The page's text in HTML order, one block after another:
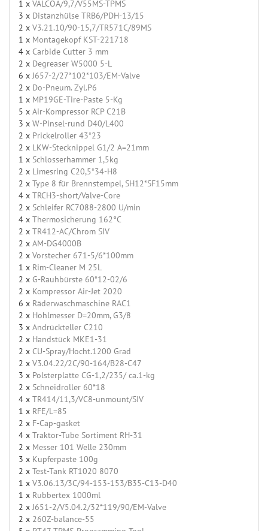
1 x VALCOA/9,7/V55MS-TPMS
3 x Distanzhülse TRB6/PDH-13/15
2 x V3.21.10/90-15,7/TR571C/89MS
1 x Montagekopf KST-221718
4 x Carbide Cutter 3 mm
2 x Degreaser W5000 5-L
6 xJ657-2/27*102*103/EM-Valve
2 x Do-Pneum. Zyl.P6
1 x MP19GE-Tire-Paste 5-Kg
5 x Air-Kompressor RCP C21B
3 x W-Pinsel-rund D40/L400
2 x Prickelroller 43*23
2 x LKW-Stecknippel G1/2 A=21mm
1 x Schlosserhammer 1,5kg
2 x Limesring C20,5*34-H8
2 x Type 8 für Brennstempel, SH12*SF15mm
4 x TRCH3-short/Valve-Core
2 x Schleifer RC7088-2800 U/min
4 x Thermosicherung 162°C
2 x TR412-AC/Chrom SIV
2 x AM-DG4000B
2 x Vorstecher 671-5/6*100mm
1 x Rim-Cleaner M 25L
2 x G-Rauhbürste 60*12-02/6
2 x Kompressor Air-Jet 2020
6 x Räderwaschmaschine RAC1
2 x Hohlmesser D=20mm, G3/8
3 x Andrückteller C210
2 x Handstück MKE1-31
2 x CU-Spray/Hocht.1200 Grad
2 x V3.04.22/2C/90-164/B28-C47
3 x Polsterplatte CG-1,2/235/ ca.1-kg
2 x Schneidroller 60*18
4 x TR414/11,3/VC8-unmount/SIV
1 x RFE/L=85
2 x F-Cap-gasket
4 x Traktor-Tube Sortiment RH-31
2 x Messer 101 Welle 230mm
3 x Kupferpaste 100g
2 x Test-Tank RT1020 8070
1 x V3.06.13/3C/94-153-153/B35-C13-D40
1 x Rubbertex 1000ml
2 xJ651-2/V5.04.2/32*119/90/EM-Valve
2 x 260Z-balance-55